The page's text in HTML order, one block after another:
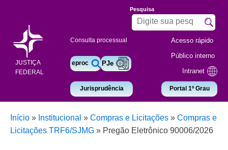
JUSTIÇA
FEDERAL
Consulta processual
eproc PJe
Jurisprudência
Pesquisa
Acesso rápido
Público interno
Intranet
Portal 1º Grau
Início » Institucional » Compras e Licitações » Compras e
Licitações TRF6/SJMG » Pregão Eletrônico 90006/2026